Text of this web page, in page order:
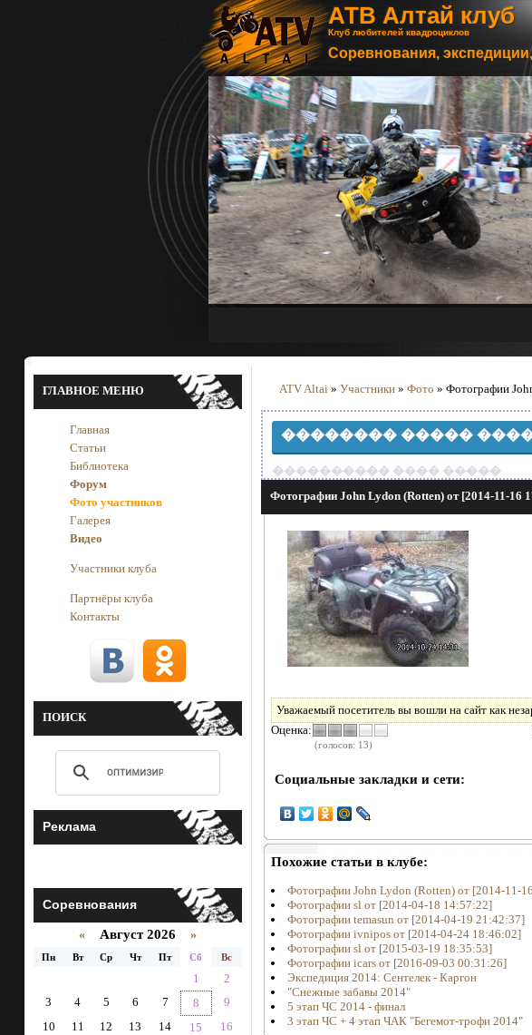
АТВ Алтай клуб
Клуб любителей квадроциклов
Соревнования,
ГЛАВНОЕ МЕНЮ
Главная
Статьи
Библиотека
Форум
Фото участников
Галерея
Видео
Участники клуба
Партнёры клуба
Контакты
ПОИСК
Реклама
Соревнования
« Август 2026 »
Пн Вт Ср Чт Пт Сб Вс
1
2
3
4 5 6 7 8
9
10
11 12 13 14 15
16
ATV Altai » Участники » Фото » Фотографии
�������� �����
���������� ���� �����
Фотографии John Lydon (Rotten) от [2014-11-16
Уважаемый посетитель вы вошли на сайт как
Оценка:
(голосов: 13)
Социальные закладки и сети:
Похожие статьи в клубе:
Фотографии John Lydon (Rotten) от [2014-11-
Фотографии sl от [2014-04-18 14:57:22]
Фотографии temasun от [2014-04-19 21:42:37]
Фотографии ivnipos от [2014-04-24 18:46:02]
Фотографии sl от [2015-03-19 18:35:53]
Фотографии icars от [2016-09-03 00:31:26]
Экспедиция 2014: Сентелек - Каргон
"Снежные забавы 2014"
5 этап ЧС 2014 - финал
3 этап ЧС + 4 этап ЧАК "Бегемот-трофи 2014"